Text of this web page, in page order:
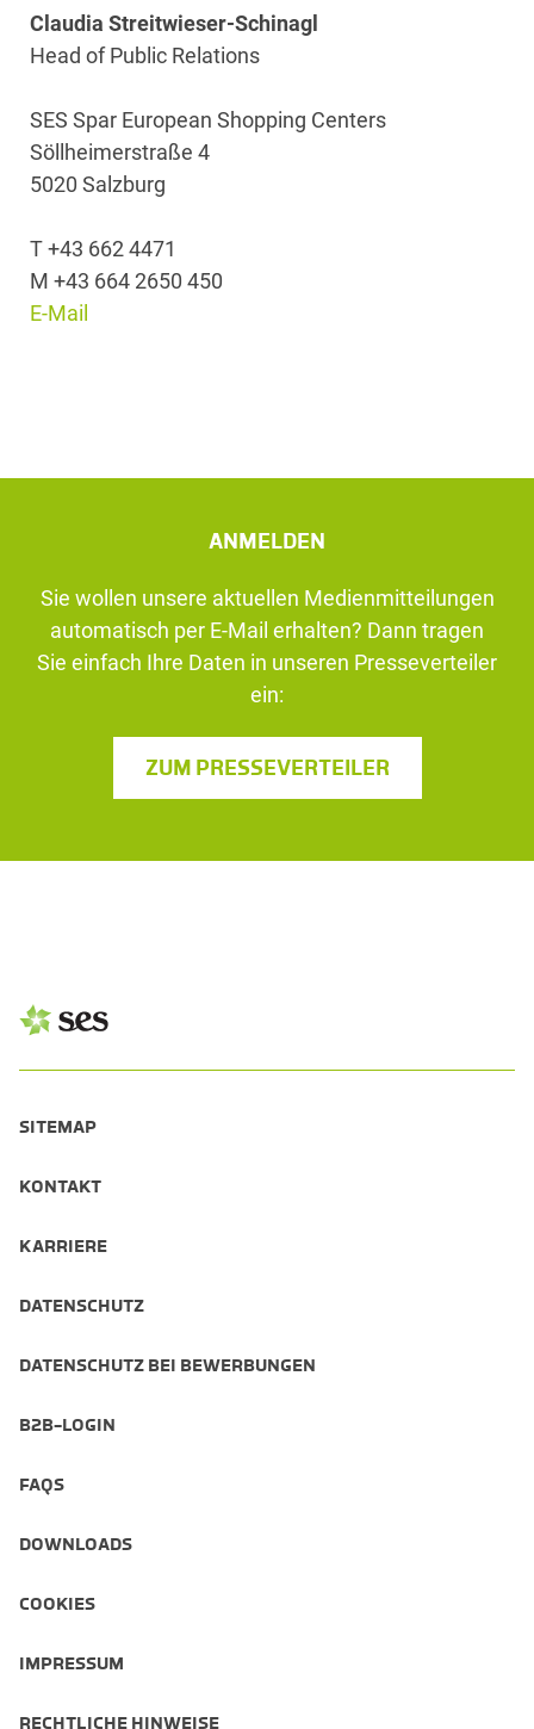
Claudia Streitwieser-Schinagl
Head of Public Relations
SES Spar European Shopping Centers
Söllheimerstraße 4
5020 Salzburg
T +43 662 4471
M +43 664 2650 450
E-Mail
ANMELDEN
Sie wollen unsere aktuellen Medienmitteilungen
automatisch per E-Mail erhalten? Dann tragen
Sie einfach Ihre Daten in unseren Presseverteiler
ein:
ZUM PRESSEVERTEILER
SITEMAP
KONTAKT
KARRIERE
DATENSCHUTZ
DATENSCHUTZ BEI BEWERBUNGEN
B2B-LOGIN
FAQS
DOWNLOADS
COOKIES
IMPRESSUM
RECHTLICHE HINWEISE